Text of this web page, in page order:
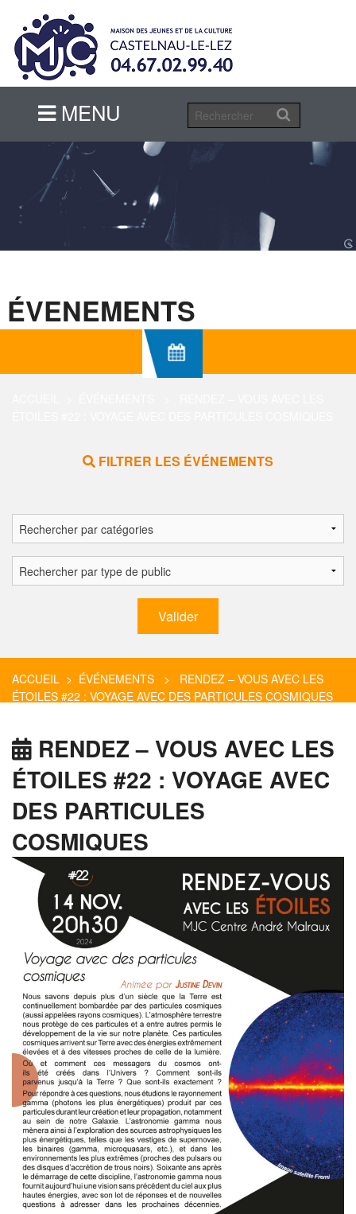
MENU
ÉVENEMENTS
FILTRER LES ÉVÉNEMENTS
ACCUEIL > ÉVÉNEMENTS > RENDEZ – VOUS AVEC LES
ÉTOILES #22 : VOYAGE AVEC DES PARTICULES COSMIQUES
RENDEZ – VOUS AVEC LES
ÉTOILES #22 : VOYAGE AVEC
DES PARTICULES
COSMIQUES